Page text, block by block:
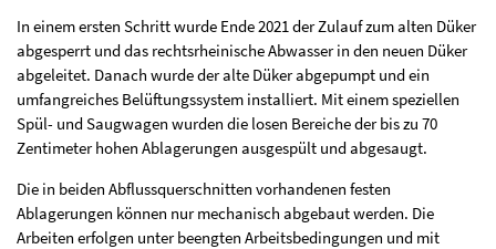
In einem ersten Schritt wurde Ende 2021 der Zulauf zum alten Düker
abgesperrt und das rechtsrheinische Abwasser in den neuen Düker
abgeleitet. Danach wurde der alte Düker abgepumpt und ein
umfangreiches Belüftungssystem installiert. Mit einem speziellen
Spül- und Saugwagen wurden die losen Bereiche der bis zu 70
Zentimeter hohen Ablagerungen ausgespült und abgesaugt.
Die in beiden Abflussquerschnitten vorhandenen festen
Ablagerungen können nur mechanisch abgebaut werden. Die
Arbeiten erfolgen unter beengten Arbeitsbedingungen und mit